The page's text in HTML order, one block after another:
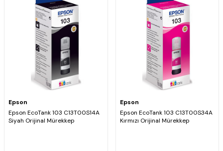
Epson EcoTank L3251 Orijinal Mürekkep,
Epson EcoTank L3256
Orijinal Mürekkep, Epson EcoTank L3260 Orijinal Mürekkep,
EcoTank L3266 Orijinal Mürekkep,
Epson EcoTank L5190 Orijinal Mürekkep,
Epson EcoTank L5290
Orijinal Mürekkep, Epson EcoTank L5296 Orijinal Mürekkep,
Epson
Epson EcoTank 103 C13T00S14A
Siyah Orijinal Mürekkep
Epson
Epson EcoTank 103 C13T00S34A
Kırmızı Orijinal Mürekkep